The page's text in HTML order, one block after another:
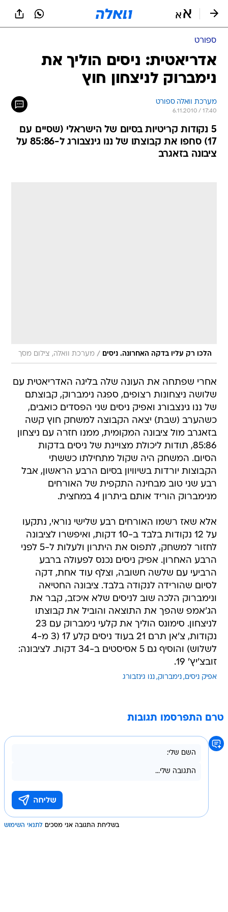
ספורט
אדריאטית: ניסים הוליך את
נימברוק לניצחון חוץ
מערכת וואלה ספורט
6.11.2010 / 17:40
5 נקודות קריטיות בסיום של הישראלי (שסיים עם
17) סחפו את קבוצתו של ננו גינצבורג ל-85:86 על
ציבונה בזאגרב
הלכו רק עליו בדקה האחרונה. ניסים / מערכת וואלה, צילום מסך
אחרי שפתחה את העונה שלה בליגה האדריאטית עם
שלושה ניצחונות רצופים, ספגה נימברוק, קבוצתם
של ננו גינצבורג ואפיק ניסים שני הפסדים כואבים,
כשהערב (שבת) יצאה הקבוצה למשחק חוץ קשה
בזאגרב מול ציבונה המקומית, ממנו חזרה עם ניצחון
85:86, תודות ליכולת מצויינת של ניסים בדקות
הסיום. המשחק היה שקול מתחילתו כששתי
הקבוצות יורדות בשיוויון בסיום הרבע הראשון, אבל
רבע שני טוב מבחינה התקפית של האורחים
מנימברוק הוריד אותם ביתרון 4 במחצית.
אלא שאז רשמו האורחים רבע שלישי נוראי, נתקעו
על 12 נקודות בלבד ב-10 דקות, ואיפשרו לציבונה
לחזור למשחק, לתפוס את היתרון ולעלות ל-5 לפני
הרבע האחרון. אפיק ניסים נכנס לפעולה ברבע
הרביעי עם שלשה חשובה, וצלף עוד אחת, דקה
לסיום שהורידה לנקודה בלבד. ציבונה החטיאה
ונימברוק הלכה שוב לניסים שלא איכזב, קבר את
הג'אמפ שהפך את התוצאה והוביל את קבוצתו
לניצחון. סימונס הוליך את קלעי נימברוק עם 23
נקודות, צ'אן תרם 21 בעוד ניסים קלע 17 (3 מ-4
לשלוש) והוסיף גם 5 אסיסטים ב-34 דקות. לציבונה:
זובצ'יץ' 19.
אפיק ניסים נימברוק ננו גינזבורג
טרם התפרסמו תגובות
בשליחת התגובה אני מסכים לתנאי השימוש